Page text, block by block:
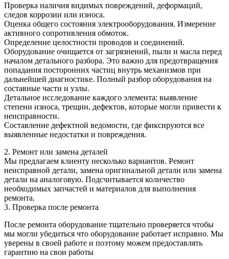
Проверка наличия видимых повреждений, деформаций,
следов коррозии или износа.
Оценка общего состояния электрооборудования. Измерение
активного сопротивления обмоток.
Определение целостности проводов и соединений.
Оборудование очищается от загрязнений, пыли и масла перед
началом детального разбора. Это важно для предотвращения
попадания посторонних частиц внутрь механизмов при
дальнейшей диагностике. Полный разбор оборудования на
составные части и узлы.
Детальное исследование каждого элемента: выявление
степени износа, трещин, дефектов, которые могли привести к
неисправности.
Составление дефектной ведомости, где фиксируются все
выявленные недостатки и повреждения.
2. Ремонт или замена деталей
Мы предлагаем клиенту несколько вариантов. Ремонт
неисправной детали, замена оригинальной детали или замена
детали на аналоговую. Подсчитывается количество
необходимых запчастей и материалов для выполнения
ремонта.
3. Проверка после ремонта
После ремонта оборудование тщательно проверяется чтобы
мы могли убедиться что оборудование работает исправно. Мы
уверены в своей работе и поэтому можем предоставлять
гарантию на свои работы